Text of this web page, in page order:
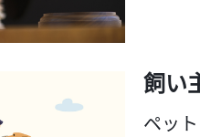
飼い
ペッ